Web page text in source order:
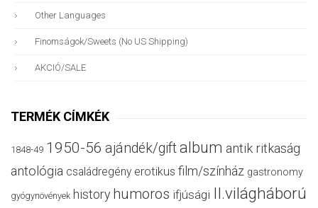
Other Languages
Finomságok/sweets (no US Shipping)
AKCIÓ/SALE
TERMÉK CÍMKÉK
1848-49 1950-56 ajándék/giftalbum antik ritkaság
antológia családregény erotikus film/színház gastronomy
gyógynövények history humoros ifjúsági II.világháború